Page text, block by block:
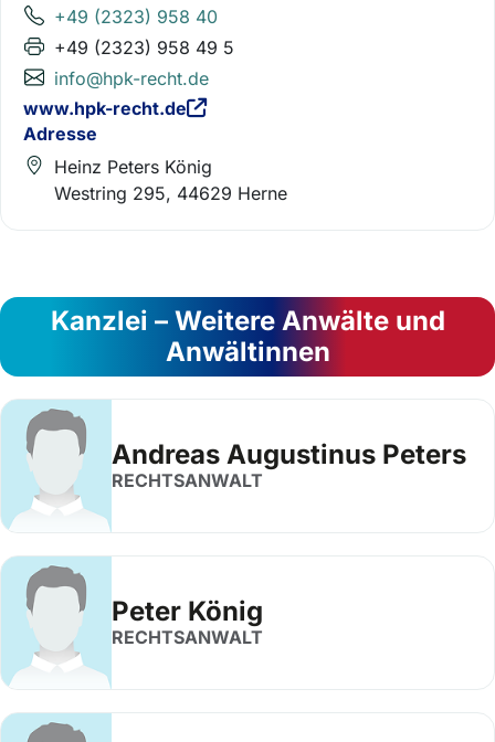
+49 (2323) 958 40
+49 (2323) 958 49 5
info@hpk-recht.de
www.hpk-recht.de
Adresse
Heinz Peters König
Westring 295, 44629 Herne
Kanzlei – Weitere Anwälte und
Anwältinnen
Andreas Augustinus Peters
RECHTSANWALT
Peter König
RECHTSANWALT